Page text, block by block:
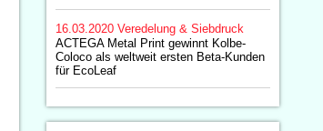
16.03.2020 Veredelung & Siebdruck
ACTEGA Metal Print gewinnt Kolbe-
Coloco als weltweit ersten Beta-Kunden
für EcoLeaf